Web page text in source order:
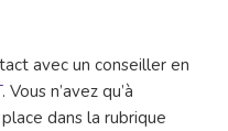
avec un conseiller en
. Vous n’avez qu’à
dans la rubrique